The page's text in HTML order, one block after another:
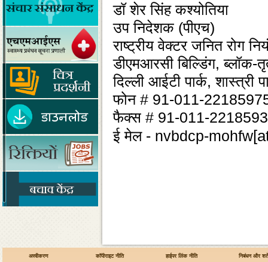
डॉ शेर सिंह कश्योतिया
उप निदेशक (पीएच)
राष्ट्रीय वेक्टर जनित रोग
डीएमआरसी बिल्डिंग, ब्लॉक-
दिल्ली आईटी पार्क, शास्त्री
फोन # 91-011-
फैक्स # 91-011-
ई मेल - nvbdcp-mohfw
अस्वीकरण कॉपीराइट नीति हाईपर लिंक नीति निबंधन और शर्तें